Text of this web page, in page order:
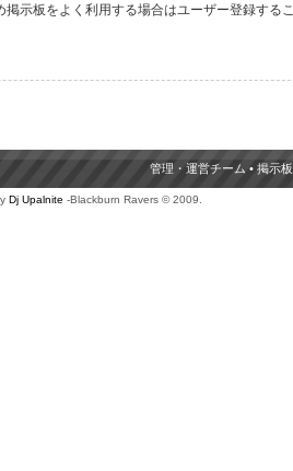
示板をよく利用する場合はユーザー登録する
管理・運営チーム • 掲示
Dj Upalnite -Blackburn Ravers © 2009.